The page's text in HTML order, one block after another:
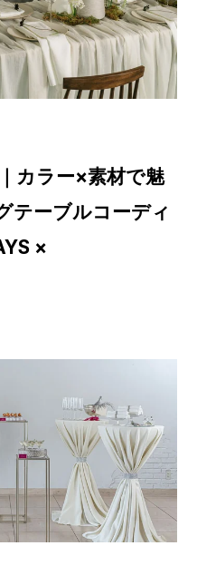
カラー×素材で魅
テーブルコーディ
×